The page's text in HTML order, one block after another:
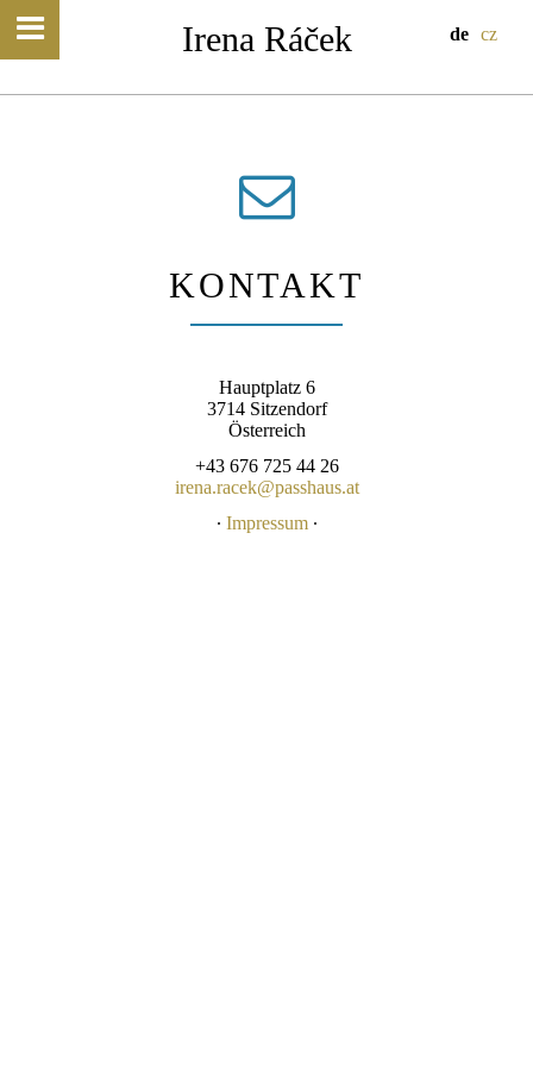
de cz
Irena Ráček
KONTAKT
Hauptplatz 6
3714 Sitzendorf
Österreich
+43 676 725 44 26
irena.racek@passhaus.at
∙ Impressum∙